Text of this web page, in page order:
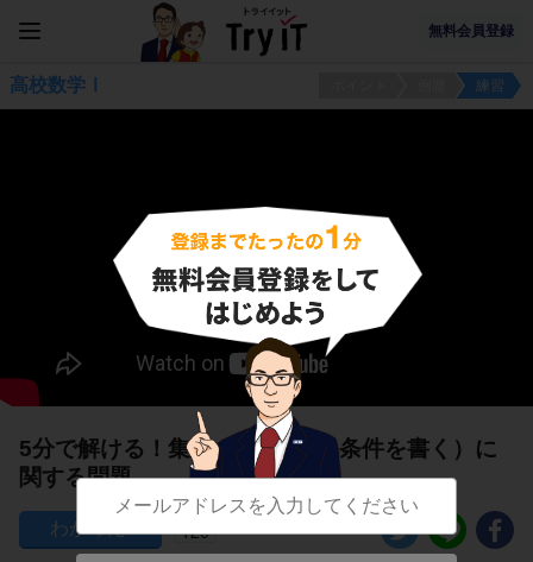
無料会員登録
高校数学Ⅰ 練習
5分で解ける！集合の表し方2（条件を書く）に
関する問題
120